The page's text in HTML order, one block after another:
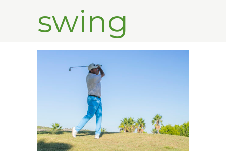
swing